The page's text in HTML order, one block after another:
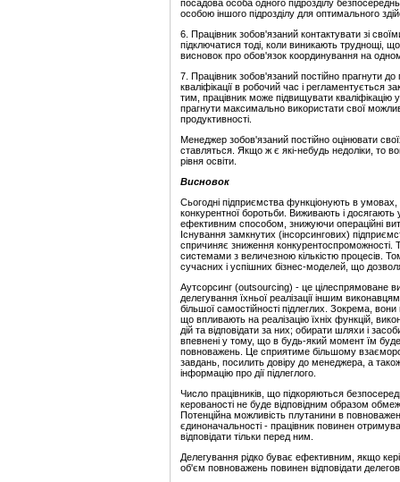
посадова особа одного підрозділу
особою іншого підрозділу для оптимального
6. Працівник зобов'язаний контактувати зі
підключатися тоді, коли виникають труднощі,
висновок про обов'язок координування на
7. Працівник зобов'язаний постійно прагнути
кваліфікації в робочий час і
тим, працівник може підвищувати
прагнути максимально використати свої
продуктивності.
Менеджер зобов'язаний постійно оцінювати
ставляться. Якщо ж є які-небудь недоліки, то
рівня освіти.
Висновок
Сьогодні підприємства функціонують в
конкурентної боротьби. Виживають і досягають
ефективним способом, знижуючи операційні
Існування замкнутих (інсорсингових)
спричиняє зниження конкурентоспроможності.
системами з величезною кількістю процесів.
сучасних і успішних бізнес-моделей, що
Аутсорсинг (outsourcing) - це цілеспрямоване
делегування їхньої реалізації іншим
більшої самостійності підлеглих. Зокрема,
що впливають на реалізацію їхніх функцій,
дій та відповідати за них; обирати шляхи і
впевнені у тому, що в будь-який момент їм
повноважень. Це сприятиме більшому
завдань, посилить довіру до менеджера, а
інформацію про дії підлеглого.
Число працівників, що підкоряються
керованості не буде відповідним образом
Потенційна можливість плутанини в
єдиноначальності - працівник повинен
відповідати тільки перед ним.
Делегування рідко буває ефективним, якщо
об'єм повноважень повинен відповідати